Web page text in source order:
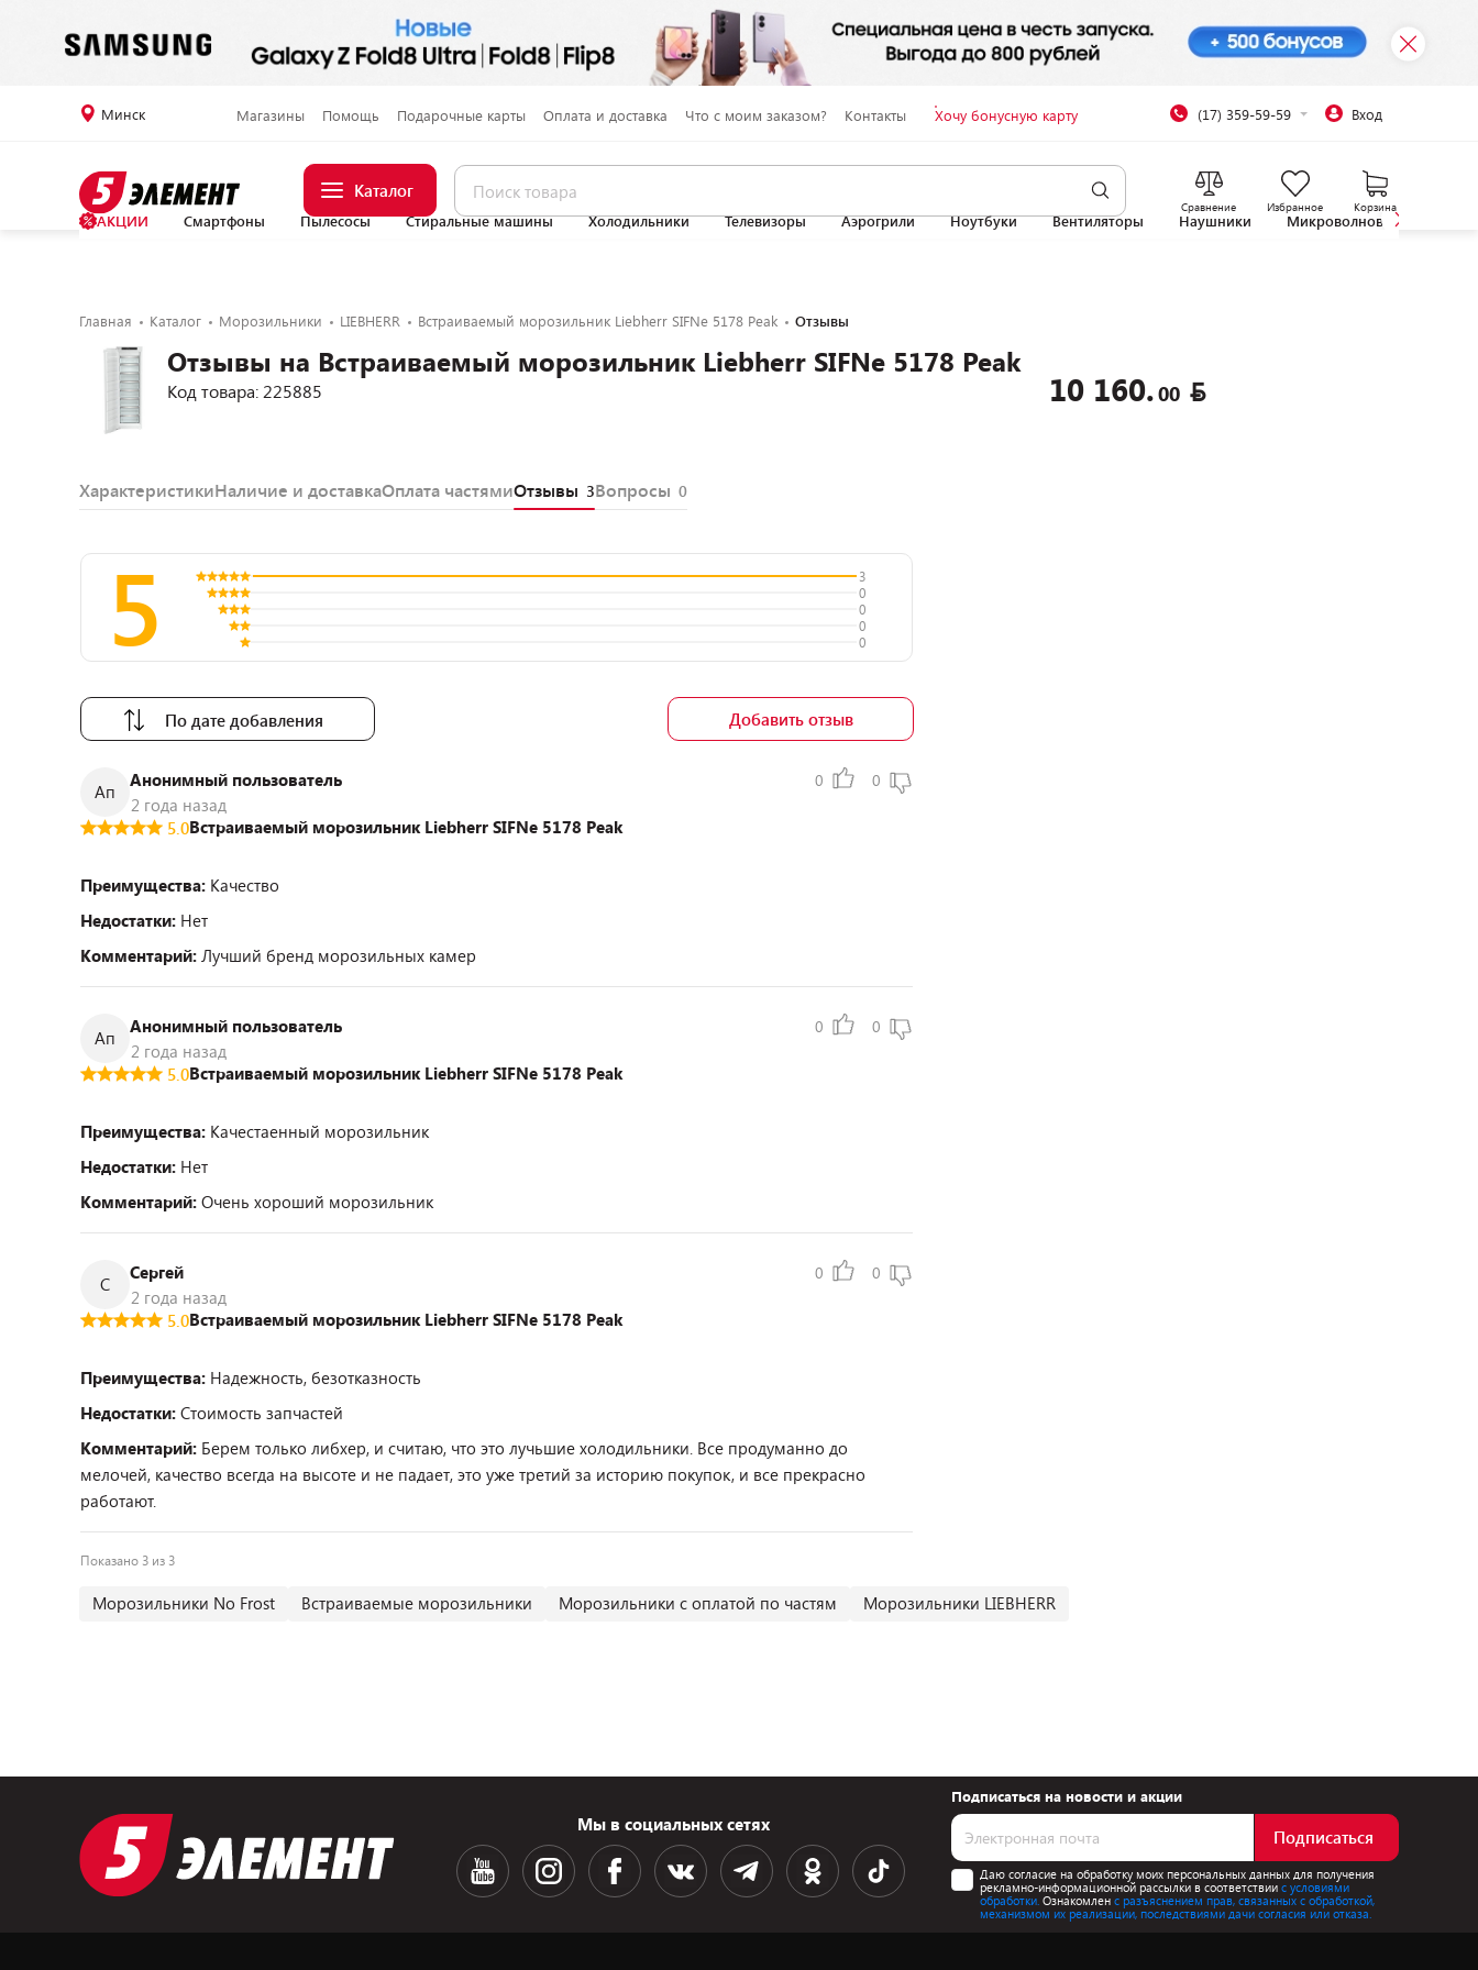
Минск Магазины Помощь Подарочные карты Оплата и доставка Что с моим заказом? Контакты Хочу бонусную карту (17) 359-59-59 Вход
Каталог
Сравнение Избранное Корзина
АКЦИИ Смартфоны Пылесосы Стиральные машины Холодильники Телевизоры Аэрогрили Ноутбуки Вентиляторы Наушники Микроволновые печи
Главная Каталог Морозильники LIEBHERR Встраиваемый морозильник Liebherr SIFNe 5178 Peak Отзывы
Отзывы на Встраиваемый морозильник Liebherr SIFNe 5178 Peak
Код товара: 225885 10 160.00
ХарактеристикиНаличие и доставкаОплата частямиОтзывы 3Вопросы 0
5
3
0
0
0
0
По дате добавления Добавить отзыв
Ап
Анонимный пользователь
2 года назад
0 0
5.0Встраиваемый морозильник Liebherr SIFNe 5178 Peak
Преимущества: Качество
Недостатки: Нет
Комментарий: Лучший бренд морозильных камер
Ап
Анонимный пользователь
2 года назад
0 0
5.0Встраиваемый морозильник Liebherr SIFNe 5178 Peak
Преимущества: Качестаенный морозильник
Недостатки: Нет
Комментарий: Очень хороший морозильник
С
Сергей
2 года назад
0 0
5.0Встраиваемый морозильник Liebherr SIFNe 5178 Peak
Преимущества: Надежность, безотказность
Недостатки: Стоимость запчастей
Комментарий: Берем только либхер, и считаю, что это лучьшие холодильники. Все продуманно до
мелочей, качество всегда на высоте и не падает, это уже третий за историю покупок, и все прекрасно
работают.
Показано 3 из 3
Морозильники No Frost Встраиваемые морозильники Морозильники с оплатой по частям Морозильники LIEBHERR
Мы в социальных сетях
Подписаться на новости и акции
Подписаться
Даю согласие на обработку моих персональных данных для получения
рекламно-информационной рассылки в соответствиис условиями
обработки. Ознакомлен с разъяснением прав, связанных с обработкой,
механизмом их реализации, последствиями дачи согласия или отказа.